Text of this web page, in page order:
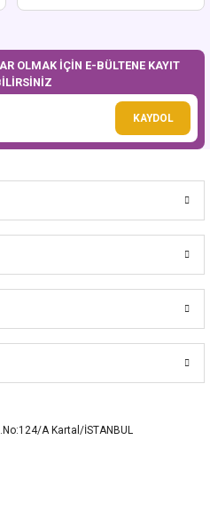
OLMAK İÇİN E-BÜLTENE KAYIT
KAYDOL
A Kartal/İSTANBUL